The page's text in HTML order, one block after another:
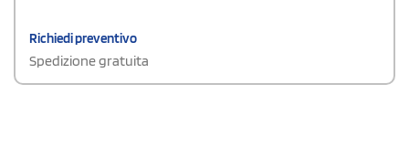
Richiedi preventivo
Spedizione gratuita